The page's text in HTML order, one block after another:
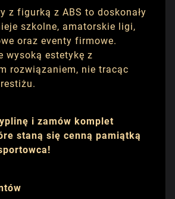
z figurką z ABS to doskonały
szkolne, amatorskie ligi,
oraz eventy firmowe.
wysoką estetykę z
rozwiązaniem, nie tracąc
i zamów komplet
staną się cenną pamiątką